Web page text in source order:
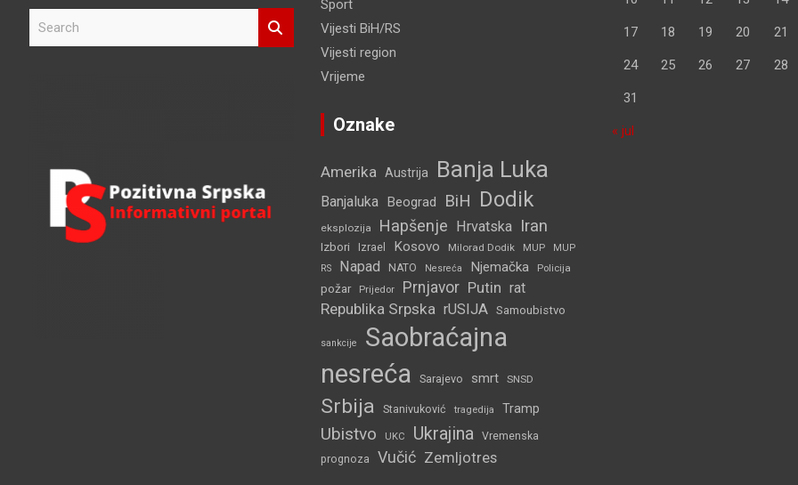
Sport
Vijesti BiH/RS
Vijesti region
Vrijeme
Oznake
Amerika Austrija Banja Luka
Banjaluka Beograd BiH Dodik
eksplozija Hapšenje Hrvatska Iran
Izbori Izrael Kosovo Milorad Dodik MUP
MUP
RS
Napad NATO Nesreća Njemačka Policija
požar Prijedor Prnjavor Putin rat
Republika Srpska rUSIJA Samoubistvo
sankcije
Saobraćajna
nesreća
Sarajevo smrt SNSD
Srbija Stanivuković tragedija Tramp
Ubistvo UKC Ukrajina
Vremenska
prognoza
Vučić Zemljotres
17 18 19 20 21
24 25 26 27 28
31
« jul